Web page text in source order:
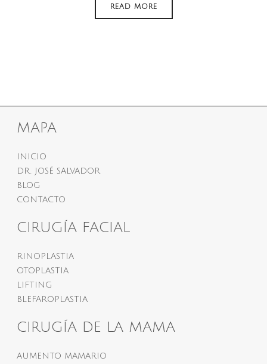
READ MORE
MAPA
INICIO
DR. JOSÉ SALVADOR
BLOG
CONTACTO
CIRUGÍA FACIAL
RINOPLASTIA
OTOPLASTIA
LIFTING
BLEFAROPLASTIA
CIRUGÍA DE LA MAMA
AUMENTO MAMARIO